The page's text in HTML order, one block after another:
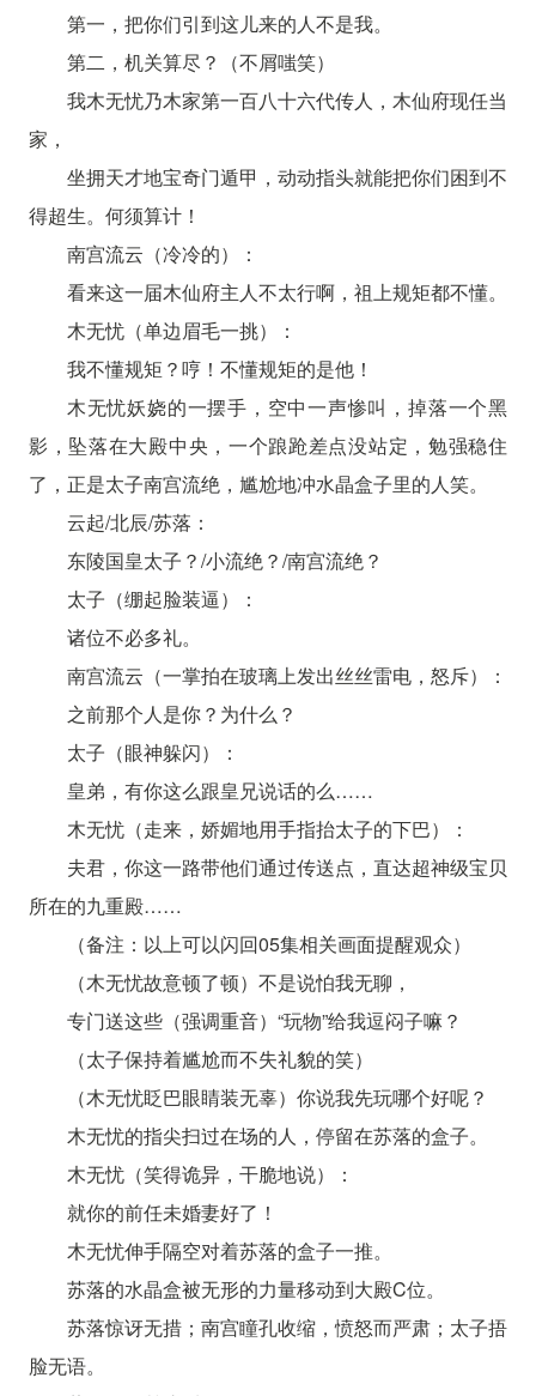
第一，把你们引到这儿来的人不是我。
第二，机关算尽？（不屑嗤笑）
我木无忧乃木家第一百八十六代传人，木仙府现任当
家，
坐拥天才地宝奇门遁甲，动动指头就能把你们困到不
得超生。何须算计！
南宫流云（冷冷的）：
看来这一届木仙府主人不太行啊，祖上规矩都不懂。
木无忧（单边眉毛一挑）：
我不懂规矩？哼！不懂规矩的是他！
木无忧妖娆的一摆手，空中一声惨叫，掉落一个黑
影，坠落在大殿中央，一个踉跄差点没站定，勉强稳住
了，正是太子南宫流绝，尴尬地冲水晶盒子里的人笑。
云起/北辰/苏落：
东陵国皇太子？/小流绝？/南宫流绝？
太子（绷起脸装逼）：
诸位不必多礼。
南宫流云（一掌拍在玻璃上发出丝丝雷电，怒斥）：
之前那个人是你？为什么？
太子（眼神躲闪）：
皇弟，有你这么跟皇兄说话的么……
木无忧（走来，娇媚地用手指抬太子的下巴）：
夫君，你这一路带他们通过传送点，直达超神级宝贝
所在的九重殿……
（备注：以上可以闪回05集相关画面提醒观众）
（木无忧故意顿了顿）不是说怕我无聊，
专门送这些（强调重音）“玩物”给我逗闷子嘛？
（太子保持着尴尬而不失礼貌的笑）
（木无忧眨巴眼睛装无辜）你说我先玩哪个好呢？
木无忧的指尖扫过在场的人，停留在苏落的盒子。
木无忧（笑得诡异，干脆地说）：
就你的前任未婚妻好了！
木无忧伸手隔空对着苏落的盒子一推。
苏落的水晶盒被无形的力量移动到大殿C位。
苏落惊讶无措；南宫瞳孔收缩，愤怒而严肃；太子捂
脸无语。